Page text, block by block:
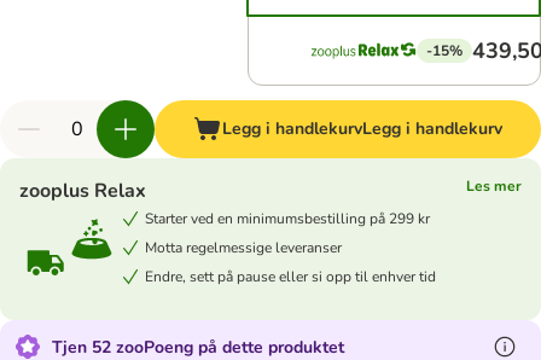
-15%
Legg i handlekurvLegg i handlekurv
zooplus Relax
Les mer
Starter ved en minimumsbestilling på 299 kr
Motta regelmessige leveranser
Endre, sett på pause eller si opp til enhver tid
Tjen 52 zooPoeng på dette produktet